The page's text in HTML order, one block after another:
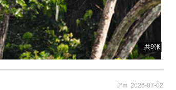
共9张
J*m 2026-07-02